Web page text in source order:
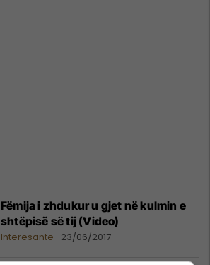
Fëmija i zhdukur u gjet në kulmin e
shtëpisë së tij (Video)
Interesante 23/06/2017